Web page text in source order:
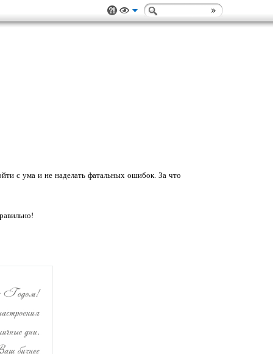
с ума и не наделать фатальных ошибок. За что